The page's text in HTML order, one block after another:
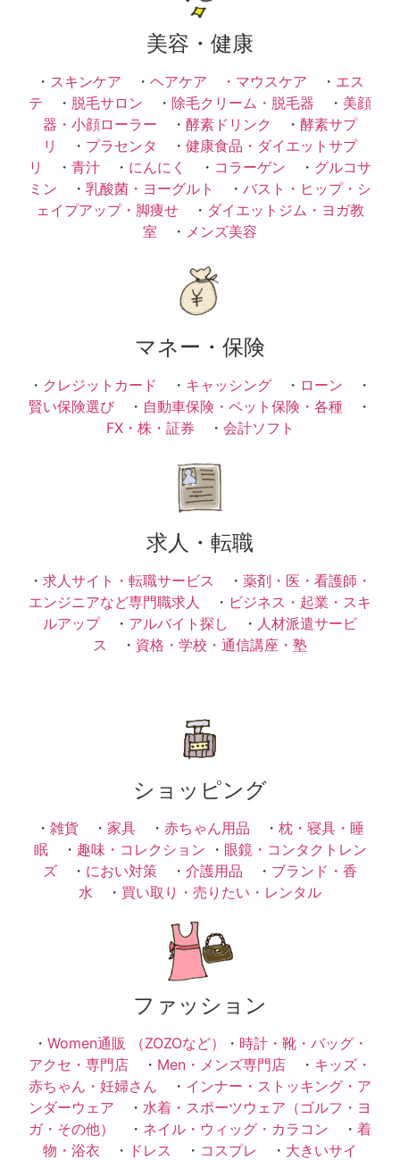
美容・健康
・ スキンケア ・ ヘアケア ・ マウスケア ・ エス
テ ・ 脱毛サロン ・ 除毛クリーム・脱毛器 ・ 美顔
器・小顔ローラー ・ 酵素ドリンク ・ 酵素サプ
リ
・ プラセンタ ・ 健康食品・ダイエットサプ
リ
・ 青汁 ・ にんにく ・ コラーゲン ・ グルコサ
ミン ・ 乳酸菌・ヨーグルト ・ バスト・ヒップ・シ
ェイプアップ・脚痩せ ・ ダイエットジム・ヨガ教
室 ・ メンズ美容
マネー・保険
・ クレジットカード ・ キャッシング ・ ローン ・
賢い保険選び ・ 自動車保険・ペット保険・各種 ・
FX・株・証券 ・ 会計ソフト
求人・転職
・ 求人サイト・転職サービス ・ 薬剤・医・看護師・
エンジニアなど専門職求人
・ ビジネス・起業・スキ
ルアップ・ アルバイト探し ・ 人材派遣サービ
ス ・ 資格・学校・通信講座・塾
ショッピング
・ 雑貨 ・ 家具 ・ 赤ちゃん用品 ・ 枕・寝具・睡
眠・ 趣味・コレクション ・ 眼鏡・コンタクトレン
ズ ・ におい対策 ・ 介護用品 ・ ブランド・香
水 ・ 買い取り・売りたい・レンタル
ファッション
・ Women通販 （ZOZOなど） ・ 時計・靴・バッグ・
アクセ・専門店 ・ Men・メンズ専門店 ・ キッズ・
赤ちゃん・妊婦さん ・ インナー・ストッキング・ア
ンダーウェア ・ 水着・スポーツウェア（ゴルフ・ヨ
ガ・その他）
・ ネイル・ウィッグ・カラコン ・ 着
物・浴衣 ・ ドレス ・ コスプレ ・ 大きいサイ